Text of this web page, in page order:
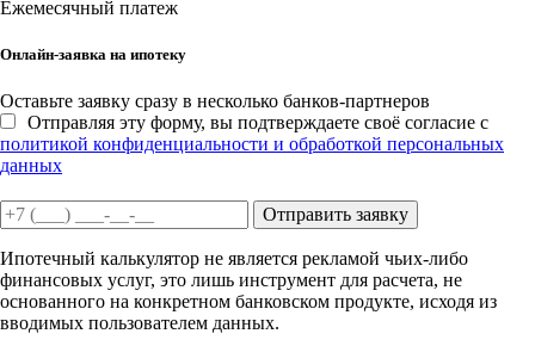
Ежемесячный платеж
Онлайн-заявка на ипотеку
Оставьте заявку сразу в несколько банков-партнеров
Отправляя эту форму, вы подтверждаете своё согласие с
политикой конфиденциальности и обработкой персональных
данных
Отправить заявку
Ипотечный калькулятор не является рекламой чьих-либо
финансовых услуг, это лишь инструмент для расчета, не
основанного на конкретном банковском продукте, исходя из
вводимых пользователем данных.